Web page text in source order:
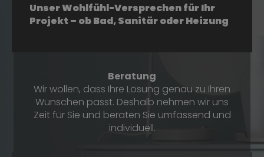
Unser Wohlfühl-Versprechen für Ihr
Projekt ­­­­– ob Bad, Sanitär oder Heizung
Beratung
Wir wollen, dass Ihre Lösung genau zu Ihren
Wünschen passt. Deshalb nehmen wir uns
Zeit für Sie und beraten Sie umfassend und
individuell.